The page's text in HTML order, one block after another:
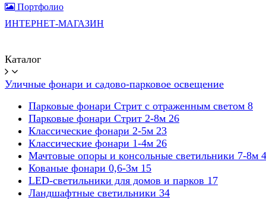
Портфолио
ИНТЕРНЕТ-МАГАЗИН
Каталог
Уличные фонари и садово-парковое освещение
Парковые фонари Стрит с отраженным светом 8
Парковые фонари Стрит 2-8м 26
Классические фонари 2-5м 23
Классические фонари 1-4м 26
Мачтовые опоры и консольные светильники 7-8м 4
Кованые фонари 0,6-3м 15
LED-светильники для домов и парков 17
Ландшафтные светильники 34